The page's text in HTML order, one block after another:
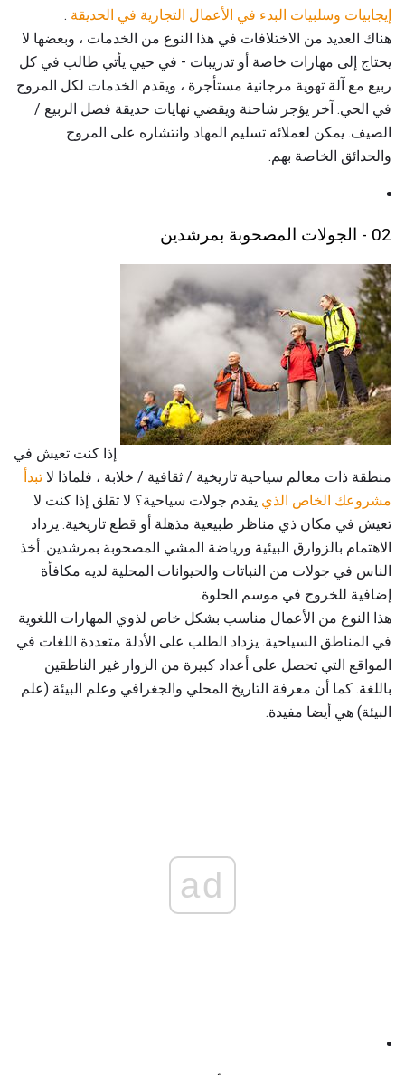
إيجابيات وسلبيات البدء في الأعمال التجارية في الحديقة .
هناك العديد من الاختلافات في هذا النوع من الخدمات ، وبعضها لا
يحتاج إلى مهارات خاصة أو تدريبات - في حيي يأتي طالب في كل
ربيع مع آلة تهوية مرجانية مستأجرة ، ويقدم الخدمات لكل المروج
في الحي. آخر يؤجر شاحنة ويقضي نهايات حديقة فصل الربيع /
الصيف. يمكن لعملائه تسليم المهاد وانتشاره على المروج
والحدائق الخاصة بهم.
02 - الجولات المصحوبة بمرشدين
إذا كنت تعيش في
منطقة ذات معالم سياحية تاريخية / ثقافية / خلابة ، فلماذا لا تبدأ
مشروعك الخاص الذي يقدم جولات سياحية؟ لا تقلق إذا كنت لا
تعيش في مكان ذي مناظر طبيعية مذهلة أو قطع تاريخية. يزداد
الاهتمام بالزوارق البيئية ورياضة المشي المصحوبة بمرشدين. أخذ
الناس في جولات من النباتات والحيوانات المحلية لديه مكافأة
إضافية للخروج في موسم الحلوة.
هذا النوع من الأعمال مناسب بشكل خاص لذوي المهارات اللغوية
في المناطق السياحية. يزداد الطلب على الأدلة متعددة اللغات في
المواقع التي تحصل على أعداد كبيرة من الزوار غير الناطقين
باللغة. كما أن معرفة التاريخ المحلي والجغرافي وعلم البيئة (علم
البيئة) هي أيضا مفيدة.
ad